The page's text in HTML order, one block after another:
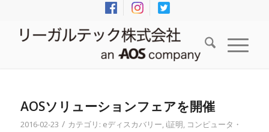
AOSソリューションフェアを開催
2016-02-23 / カテゴリ: eディスカバリー, i証明, コンピュータ・